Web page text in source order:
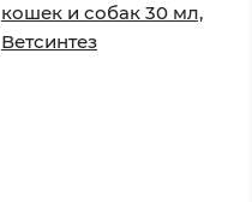
кошек и собак 30 мл,
Ветсинтез